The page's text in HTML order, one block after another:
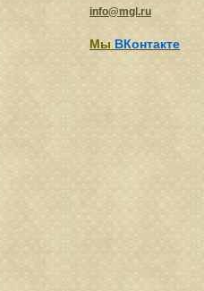
info@mgl.ru
Мы ВКонтакте